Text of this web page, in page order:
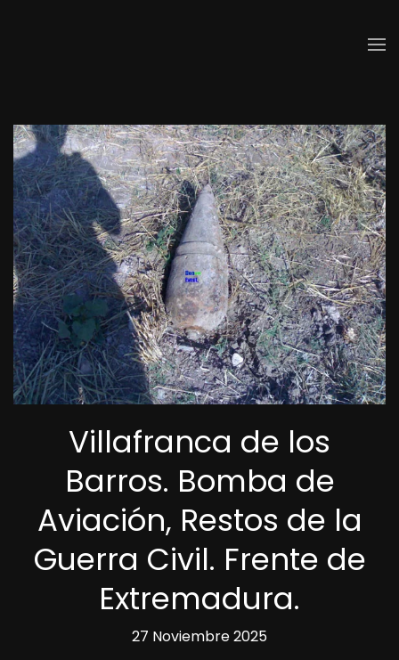
Villafranca de los
Barros. Bomba de
Aviación, Restos de la
Guerra Civil. Frente de
Extremadura.
27 Noviembre 2025